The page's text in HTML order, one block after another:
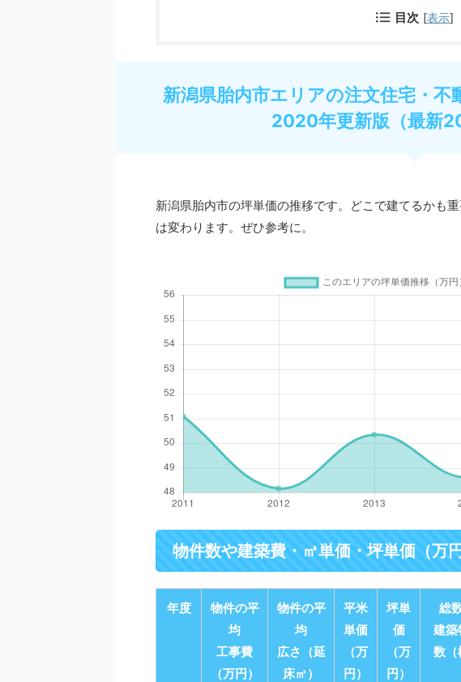
目次 [表示]
新潟県胎内市エリアの注文住宅・不
2020年更新版（最新
新潟県胎内市の坪単価の推移です。どこで建てるかも
は変わります。ぜひ参考に。
物件数や建築費・㎡単価・坪単価（
年度
物件の平
均
工事費
（万円）
物件の平
均
広さ（延
床㎡）
平米
単価
（万
円）
坪単
価
（万
円）
総
建築
数（